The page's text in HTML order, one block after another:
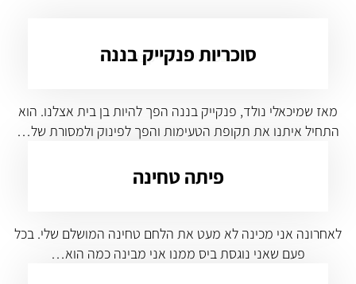
סוכריות פנקייק בננה
מאז שמיכאלי נולד, פנקייק בננה הפך להיות בן בית אצלנו. הוא
התחיל איתנו את תקופת הטעימות והפך לפינוק ולמסורת של…
פיתה טחינה
לאחרונה אני מכינה לא מעט את הלחם טחינה המושלם שלי. בכל
פעם שאני נוגסת ביס ממנו אני מבינה כמה הוא…